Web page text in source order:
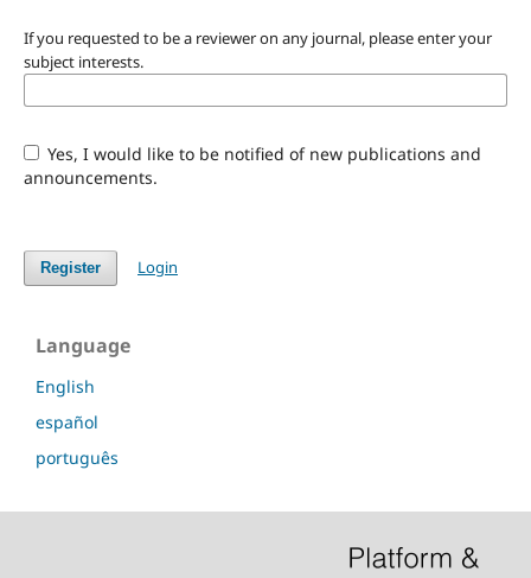
If you requested to be a reviewer on any journal, please enter your
subject interests.
Yes, I would like to be notified of new publications and
announcements.
Register Login
Language
English
español
português